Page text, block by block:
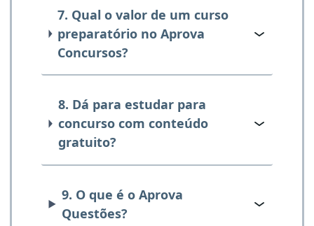
7. Qual o valor de um curso
preparatório no Aprova
Concursos?
8. Dá para estudar para
concurso com conteúdo
gratuito?
9. O que é o Aprova
Questões?